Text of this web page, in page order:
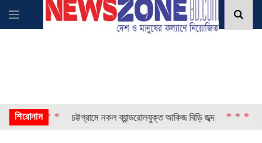
শিরোনাম
* * * * চট্টগ্রামে নকল ব্যান্ডরোলযুক্ত আকিজ বিড়ি জব্দ * * * *